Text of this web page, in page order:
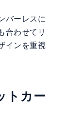
バーレスに
合わせてリ
インを重視
トカー